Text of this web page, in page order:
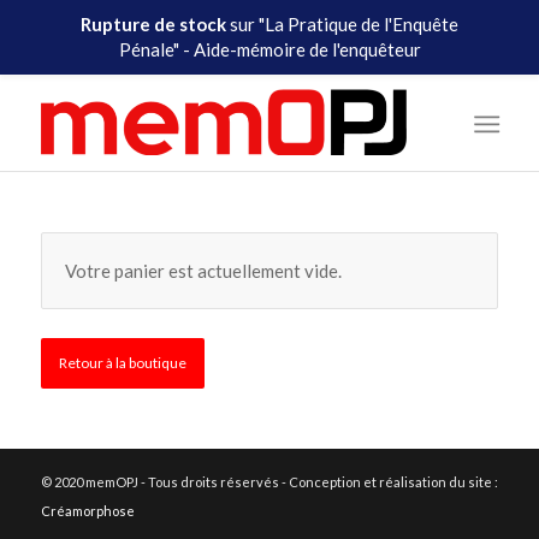
Votre panier est actuellement vide.
Retour à la boutique
© 2020 memOPJ - Tous droits réservés - Conception et réalisation du site :
Créamorphose
Rupture de stocksur "La Pratique de l'Enquête
Pénale" - Aide-mémoire de l'enquêteur